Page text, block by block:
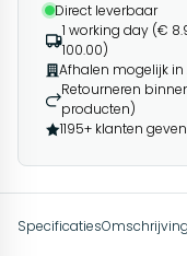
Direct leverbaar
1 working day (€
100.00)
Afhalen mogelijk
Retourneren
producten)
1195+ klanten
SpecificatiesOmschrijving